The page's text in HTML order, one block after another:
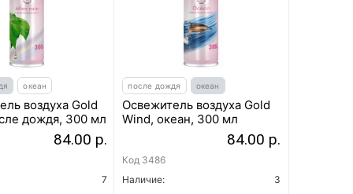
океан
воздуха Gold
дождя, 300 мл
84.00 р.
7
после дождя океан
Освежитель воздуха Gold
Wind, океан, 300 мл
84.00 р.
Код 3486
Наличие:
3